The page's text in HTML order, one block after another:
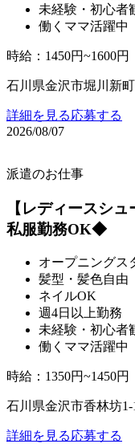
未経験・初心者
働くママ活躍中
時給 ： 1450円~1600円
石川県金沢市堀川新
詳細を見る応募する
2026/08/07
派遣のお仕事
【レディースシ
私服勤務OK◆
オープニングス
髪型・髪色自由
ネイルOK
週4日以上勤務
未経験・初心者
働くママ活躍中
時給 ： 1350円~1450円
石川県金沢市香林坊
詳細を見る応募する